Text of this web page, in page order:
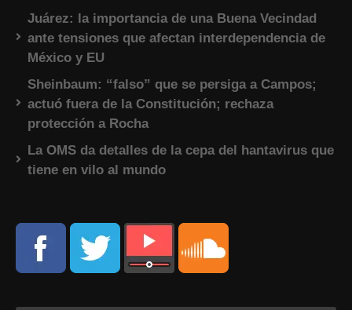
Juárez: la importancia de una Buena Vecindad
ante tensiones que afectan interdependencia de
México y EU
Sheinbaum: “falso” que se persiga a Campos;
actuó fuera de la Constitución; rechaza
protección a Rocha
La OMS da detalles de la cepa del hantavirus que
tiene en vilo al mundo